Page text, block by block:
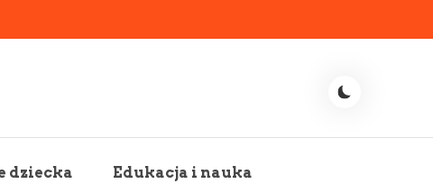
dziecka Edukacja i nauka